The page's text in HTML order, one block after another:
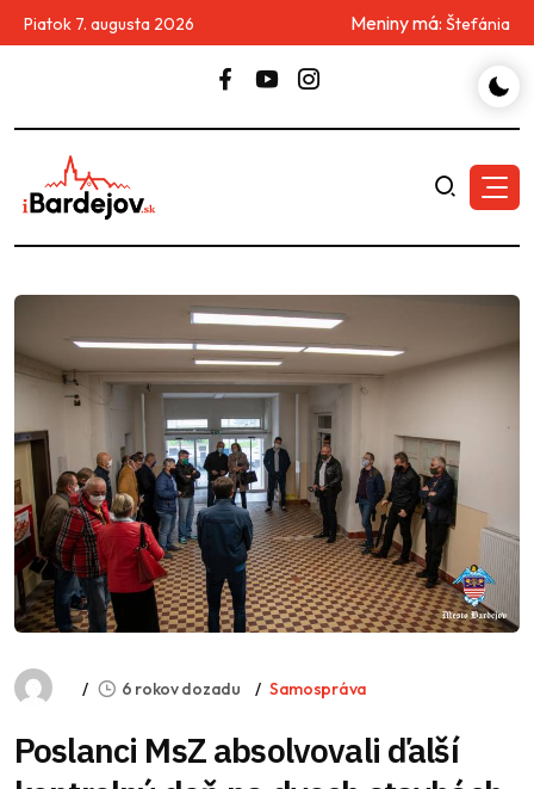
Piatok 7. augusta 2026 Meniny má: Štefánia
6 rokov dozadu Samospráva
Poslanci MsZ absolvovali ďalší